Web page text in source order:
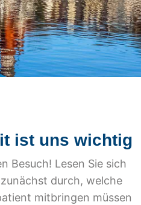
ist uns wichtig
Besuch! Lesen Sie sich
durch, welche
mitbringen müssen